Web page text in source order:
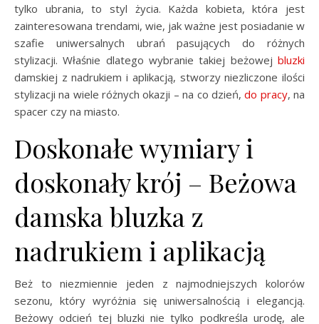
tylko ubrania, to styl życia. Każda kobieta, która jest
zainteresowana trendami, wie, jak ważne jest posiadanie w
szafie uniwersalnych ubrań pasujących do różnych
stylizacji. Właśnie dlatego wybranie takiej beżowej bluzki
damskiej z nadrukiem i aplikacją, stworzy niezliczone ilości
stylizacji na wiele różnych okazji – na co dzień,do pracy, na
spacer czy na miasto.
Doskonałe wymiary i
doskonały krój – Beżowa
damska bluzka z
nadrukiem i aplikacją
Beż to niezmiennie jeden z najmodniejszych kolorów
sezonu, który wyróżnia się uniwersalnością i elegancją.
Beżowy odcień tej bluzki nie tylko podkreśla urodę, ale